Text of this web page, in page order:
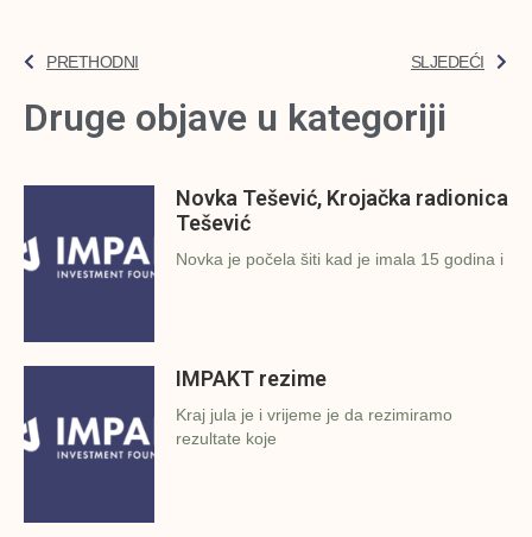
PRETHODNI SLJEDEĆI
Druge objave u kategoriji
Novka Tešević, Krojačka radionica
Tešević
Novka je počela šiti kad je imala 15 godina i
IMPAKT rezime
Kraj jula je i vrijeme je da rezimiramo
rezultate koje